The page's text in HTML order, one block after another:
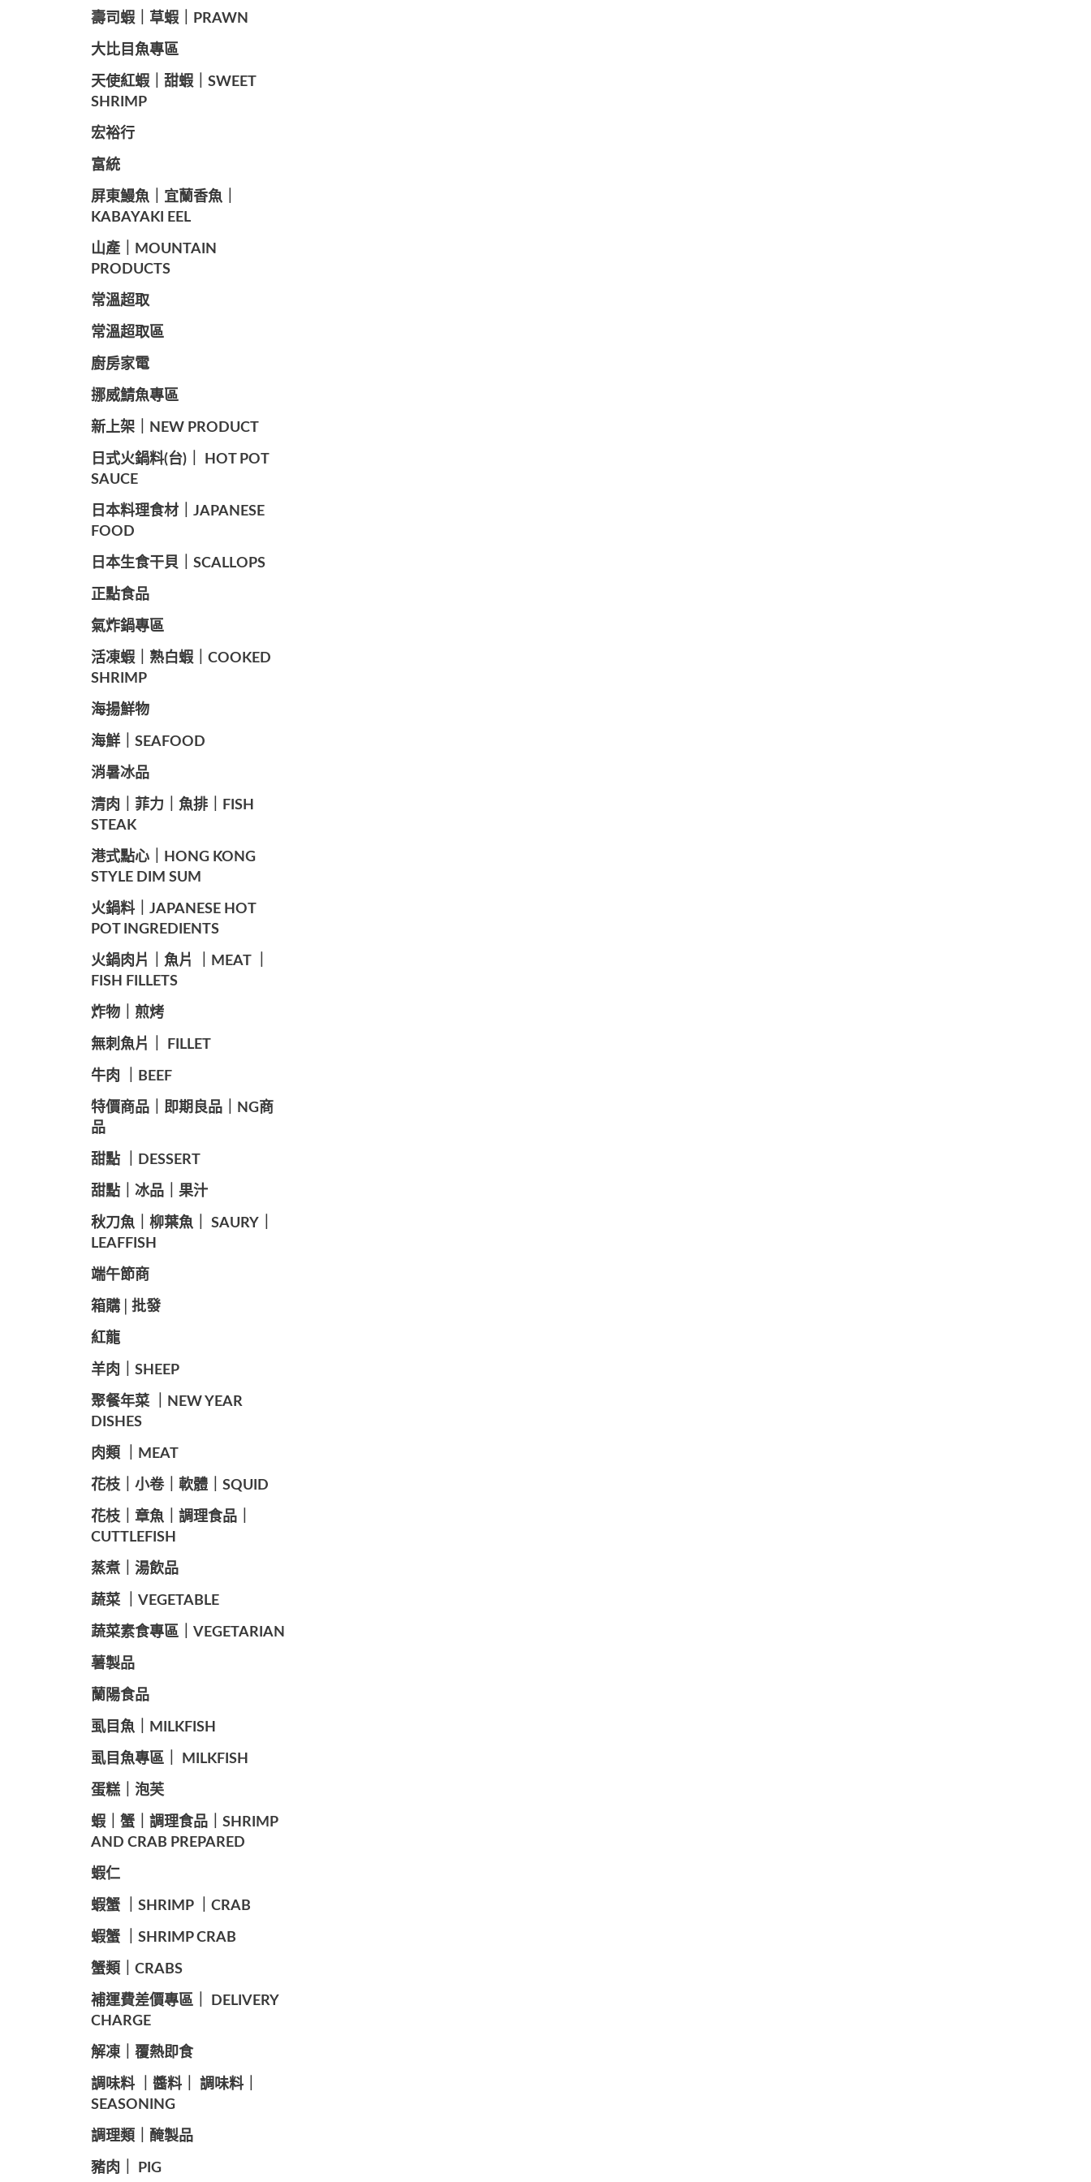
️壽司蝦｜草蝦｜PRAWN
️大比目魚專區
️天使紅蝦｜甜蝦｜SWEET
SHRIMP
宏裕行
富統
️屏東鰻魚｜宜蘭香魚｜
KABAYAKI EEL
山產｜MOUNTAIN
PRODUCTS
常溫超取
常溫超取區
廚房家電
️挪威鯖魚專區
️新上架｜NEW PRODUCT
️日式火鍋料(台)｜ HOT POT
SAUCE
️日本料理食材｜JAPANESE
FOOD
日本生食干貝｜SCALLOPS
正點食品
️氣炸鍋專區
️活凍蝦｜熟白蝦｜COOKED
SHRIMP
海揚鮮物
海鮮｜SEAFOOD
️消暑冰品
️清肉｜菲力｜魚排｜FISH
STEAK
️港式點心｜HONG KONG
STYLE DIM SUM
️火鍋料｜JAPANESE HOT
POT INGREDIENTS
️火鍋肉片｜魚片 ｜MEAT ｜
FISH FILLETS
️炸物｜煎烤
️無刺魚片｜ FILLET
牛肉 ｜BEEF
️特價商品｜即期良品｜NG商
品
甜點 ｜DESSERT
️甜點｜冰品｜果汁
️秋刀魚｜柳葉魚｜ SAURY｜
LEAFFISH
️端午節商️
️箱購│批發
紅龍
羊肉｜SHEEP
️聚餐年菜 ｜NEW YEAR
DISHES
肉類 ｜MEAT
️花枝｜小卷｜軟體｜SQUID
花枝｜章魚｜調理食品｜
CUTTLEFISH
️蒸煮｜湯飲品
蔬菜 ｜VEGETABLE
蔬菜素食專區｜VEGETARIAN
️薯製品
蘭陽食品
️虱目魚｜MILKFISH
️虱目魚專區｜ MILKFISH
️蛋糕｜泡芙
️蝦｜蟹｜調理食品｜SHRIMP
AND CRAB PREPARED
️蝦仁
️蝦蟹 ｜SHRIMP ｜CRAB
️蝦蟹 ｜SHRIMP CRAB
️蟹類｜CRABS
️補運費差價專區｜ DELIVERY
CHARGE
️解凍｜覆熱即食
️調味料 ｜醬料｜ 調味料｜
SEASONING
️調理類｜醃製品
豬肉｜ PIG